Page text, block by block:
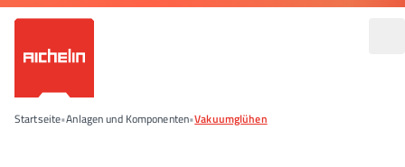
Startseite•Anlagen und Komponenten•Vakuumglühen